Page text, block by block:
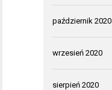
październik 2020
wrzesień 2020
sierpień 2020